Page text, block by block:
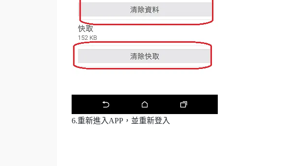
6.重新進入APP，並重新登入